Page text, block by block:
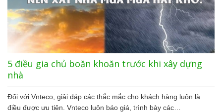
5 điều gia chủ boăn khoăn trước khi xây dựng
nhà
Đối với Vnteco, giải đáp các thắc mắc cho khách hàng luôn là
điều được ưu tiên. Vnteco luôn báo giá, trình bày các…